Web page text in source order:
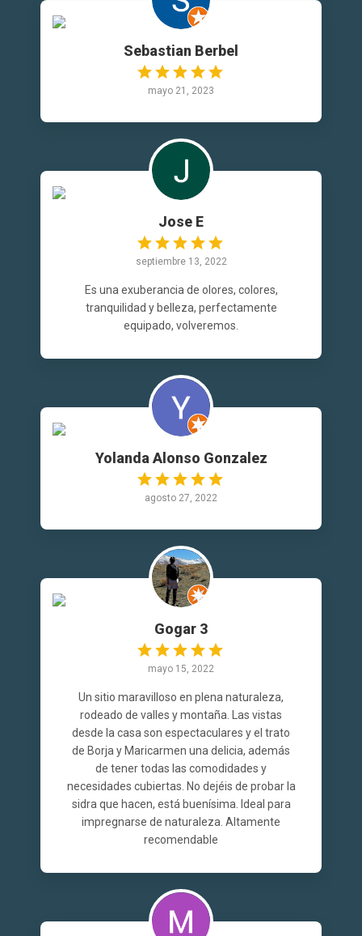
Sebastian Berbel
mayo 21, 2023
Jose E
septiembre 13, 2022
Es una exuberancia de olores, colores,
tranquilidad y belleza, perfectamente
equipado, volveremos.
Yolanda Alonso Gonzalez
agosto 27, 2022
Gogar 3
mayo 15, 2022
Un sitio maravilloso en plena naturaleza,
rodeado de valles y montaña. Las vistas
desde la casa son espectaculares y el trato
de Borja y Maricarmen una delicia, además
de tener todas las comodidades y
necesidades cubiertas. No dejéis de probar la
sidra que hacen, está buenísima. Ideal para
impregnarse de naturaleza. Altamente
recomendable